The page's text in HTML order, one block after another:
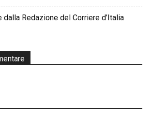
dalla Redazione del Corriere d’Italia